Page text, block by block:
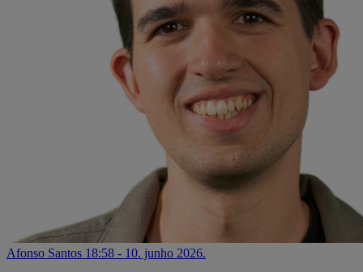
Afonso Santos 18:58 - 10. junho 2026.